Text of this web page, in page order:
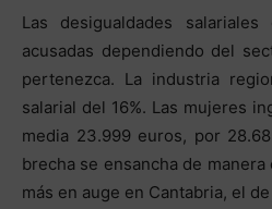
Las desigualdades
acusadas dependiendo del
pertenezca. La industria
salarial del 16%. Las mujeres
media 23.999 euros, por
brecha se ensancha de
más en auge en Cantabria, el